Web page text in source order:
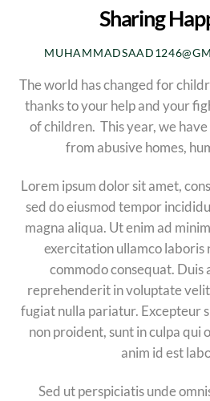
Sharing
The world has changed for
thanks to your help and your
of children. This year, we
from abusive homes,
Lorem ipsum dolor sit amet,
sed do eiusmod tempor
magna aliqua. Ut enim ad
exercitation ullamco laboris
commodo consequat. Duis
reprehenderit in voluptate
fugiat nulla pariatur. Excepteur
non proident, sunt in culpa qui
anim id est
Sed ut perspiciatis unde